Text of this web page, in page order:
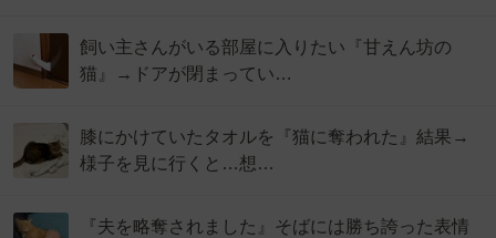
飼い主さんがいる部屋に入りたい『甘えん坊の
猫』→ドアが閉まってい…
膝にかけていたタオルを『猫に奪われた』結果→
様子を見に行くと…想…
『夫を略奪されました』そばには勝ち誇った表情